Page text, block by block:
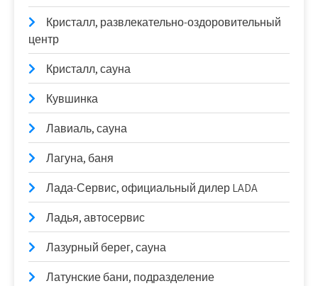
Кристалл, развлекательно-оздоровительный
центр
Кристалл, сауна
Кувшинка
Лавиаль, сауна
Лагуна, баня
Лада-Сервис, официальный дилер LADA
Ладья, автосервис
Лазурный берег, сауна
Латунские бани, подразделение